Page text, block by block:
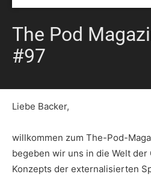
The Pod
#97
Liebe Backer,
willkommen zum The-Pod-
begeben wir uns in die Welt der
Konzepts der externalisierten